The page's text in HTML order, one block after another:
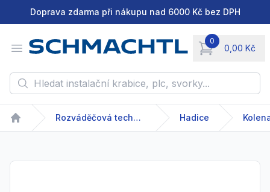
Doprava zdarma při nákupu nad 6000 Kč bez DPH
Open menu
0
0,00 Kč
items in cart,
Hledat instalační krabice, plc, svorky...
Home
Rozváděčová technika Hadice